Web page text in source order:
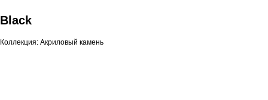
Black
Коллекция: Акриловый камень